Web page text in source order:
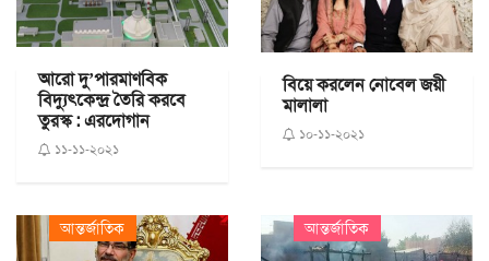
আরো দু’পারমাণবিক
বিদ্যুৎকেন্দ্র তৈরি করবে
তুরস্ক : এরদোগান
১১-১১-২০২১
বিয়ে করলেন নোবেল জয়ী
মালালা
১০-১১-২০২১
আন্তর্জাতিক আন্তর্জাতিক